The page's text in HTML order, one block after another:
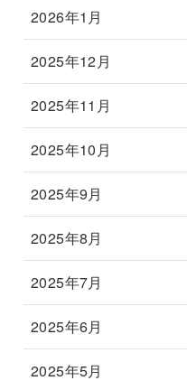
2026年1月
2025年12月
2025年11月
2025年10月
2025年9月
2025年8月
2025年7月
2025年6月
2025年5月